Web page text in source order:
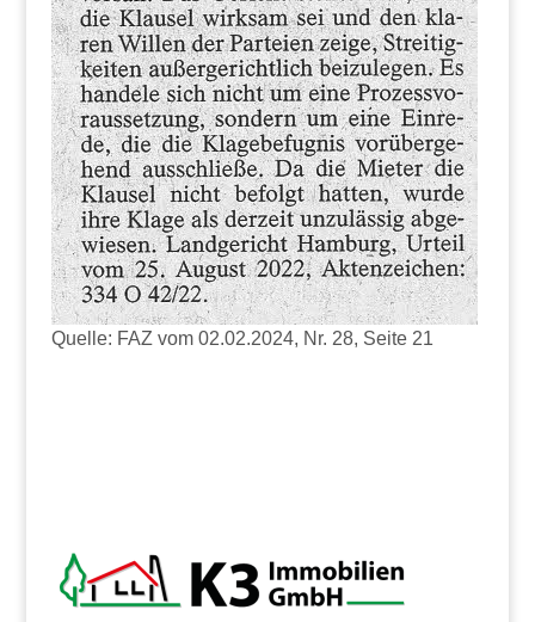
Quelle: FAZ vom 02.02.2024, Nr. 28, Seite 21